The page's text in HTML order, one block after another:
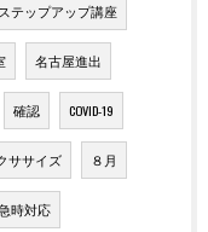
ステップアップ講座
名古屋進出
確認 COVID-19
ササイズ ８月
時対応